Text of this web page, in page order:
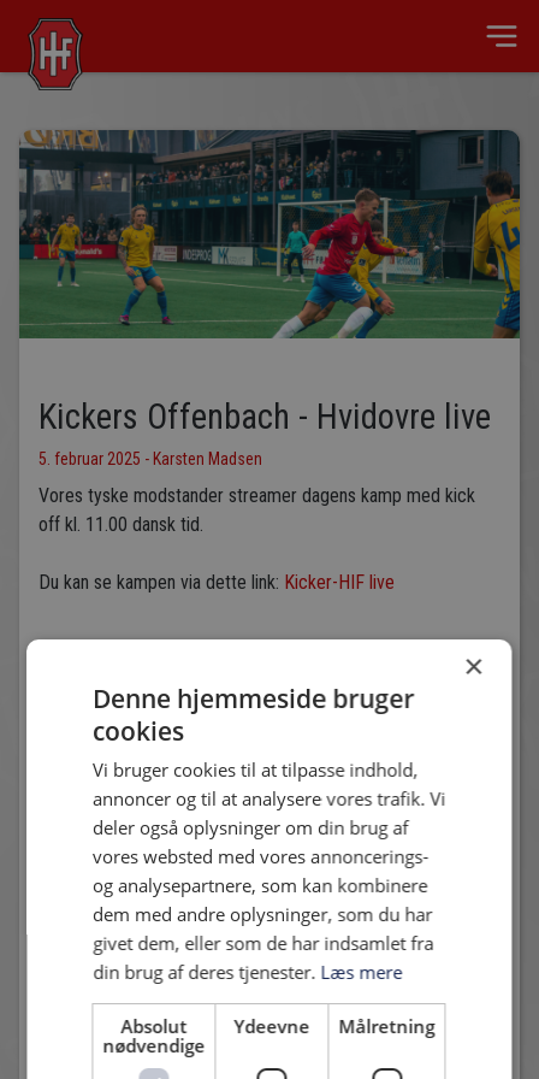
Kickers Offenbach - Hvidovre live
5. februar 2025 - Karsten Madsen
Vores tyske modstander streamer dagens kamp med kick
off kl. 11.00 dansk tid.
Du kan se kampen via dette link: Kicker-HIF live
Andre nyheder
START XI MOD NÆSTVED I BETANO POKALEN
6. august 2026 - Karsten Madsen
Fem nye i start opstillingen
×
Denne hjemmeside bruger
cookies
Vi bruger cookies til at tilpasse indhold,
annoncer og til at analysere vores trafik. Vi
deler også oplysninger om din brug af
vores websted med vores annoncerings-
og analysepartnere, som kan kombinere
dem med andre oplysninger, som du har
givet dem, eller som de har indsamlet fra
din brug af deres tjenester. Læs mere
Absolut
nødvendige
Ydeevne Målretning